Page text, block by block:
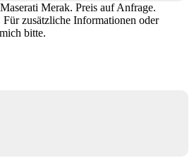
Merak. Preis auf Anfrage.
zusätzliche Informationen oder
bitte.